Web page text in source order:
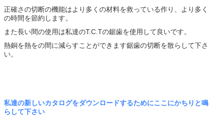
正確さの切断の機能はより多くの材料を救っている作り、より多く
の時間を節約します。
また長い間の使用は私達のT.C.Tの鋸歯を使用して良いです。
熱銅を熱をの間に減らすことができます鋸歯の切断を散らして下さ
い。
私達の新しいカタログをダウンロードするためにここにかちりと鳴
らして下さい